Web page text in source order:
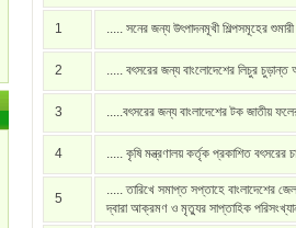
1 ..... সনের জন্য উৎপাদনমূখী শিল্পসমূহের
2 ..... বৎসরের জন্য বাংলোদেশের লিচুর চুড়ান্ত
3 .....বৎসরের জন্য বাংলাদেশের টক জাতীয়
4 ..... কৃষি মন্ত্রণালয় কর্তৃক প্রকাশিত বৎসরের
5
..... তারিখে সমাপ্ত সপ্তাহে বাংলাদেশের
দ্বারা আক্রমণ ও মৃত্যুর সাপ্তাহিক